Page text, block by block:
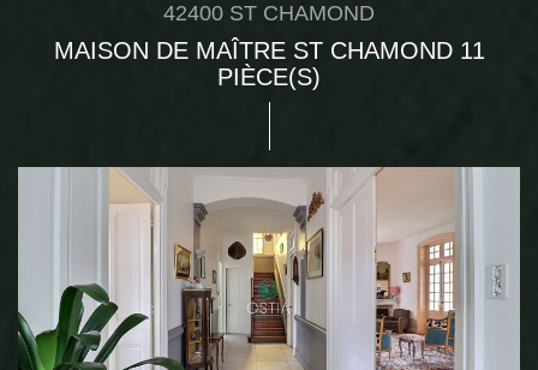
42400 ST CHAMOND
MAISON DE MAÎTRE ST CHAMOND 11
PIÈCE(S)